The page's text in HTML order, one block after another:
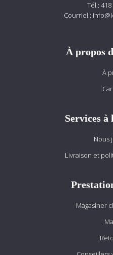
Tél.: 418
Courriel :
À propos
À
Services à
Nous
Livraison et
Magasiner